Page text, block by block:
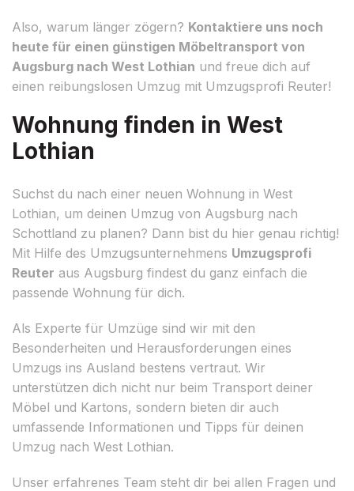
Also, warum länger zögern? Kontaktiere uns noch
heute für einen günstigen Möbeltransport von
Augsburg nach West Lothian und freue dich auf
einen reibungslosen Umzug mit Umzugsprofi Reuter!
Wohnung finden in West
Lothian
Suchst du nach einer neuen Wohnung in West
Lothian, um deinen Umzug von Augsburg nach
Schottland zu planen? Dann bist du hier genau richtig!
Mit Hilfe des Umzugsunternehmens Umzugsprofi
Reuter aus Augsburg findest du ganz einfach die
passende Wohnung für dich.
Als Experte für Umzüge sind wir mit den
Besonderheiten und Herausforderungen eines
Umzugs ins Ausland bestens vertraut. Wir
unterstützen dich nicht nur beim Transport deiner
Möbel und Kartons, sondern bieten dir auch
umfassende Informationen und Tipps für deinen
Umzug nach West Lothian.
Unser erfahrenes Team steht dir bei allen Fragen und